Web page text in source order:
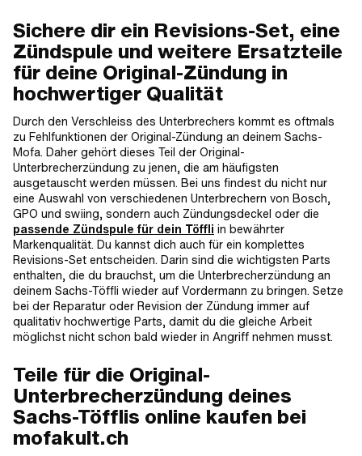
Sichere dir ein Revisions-Set, eine
Zündspule und weitere Ersatzteile
für deine Original-Zündung in
hochwertiger Qualität
Durch den Verschleiss des Unterbrechers kommt es oftmals
zu Fehlfunktionen der Original-Zündung an deinem Sachs-
Mofa. Daher gehört dieses Teil der Original-
Unterbrecherzündung zu jenen, die am häufigsten
ausgetauscht werden müssen. Bei uns findest du nicht nur
eine Auswahl von verschiedenen Unterbrechern von Bosch,
GPO und swiing, sondern auch Zündungsdeckel oder die
passende Zündspule für dein Töffli in bewährter
Markenqualität. Du kannst dich auch für ein komplettes
Revisions-Set entscheiden. Darin sind die wichtigsten Parts
enthalten, die du brauchst, um die Unterbrecherzündung an
deinem Sachs-Töffli wieder auf Vordermann zu bringen. Setze
bei der Reparatur oder Revision der Zündung immer auf
qualitativ hochwertige Parts, damit du die gleiche Arbeit
möglichst nicht schon bald wieder in Angriff nehmen musst.
Teile für die Original-
Unterbrecherzündung deines
Sachs-Töfflis online kaufen bei
mofakult.ch